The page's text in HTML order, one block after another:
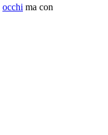
occhi ma con